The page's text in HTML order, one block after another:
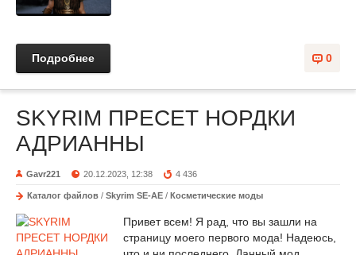
0
Подробнее
SKYRIM ПРЕСЕТ НОРДКИ
АДРИАННЫ
Gavr221 20.12.2023, 12:38 4 436
Каталог файлов / Skyrim SE-AE / Косметические моды
Привет всем! Я рад, что вы зашли на
страницу моего первого мода! Надеюсь,